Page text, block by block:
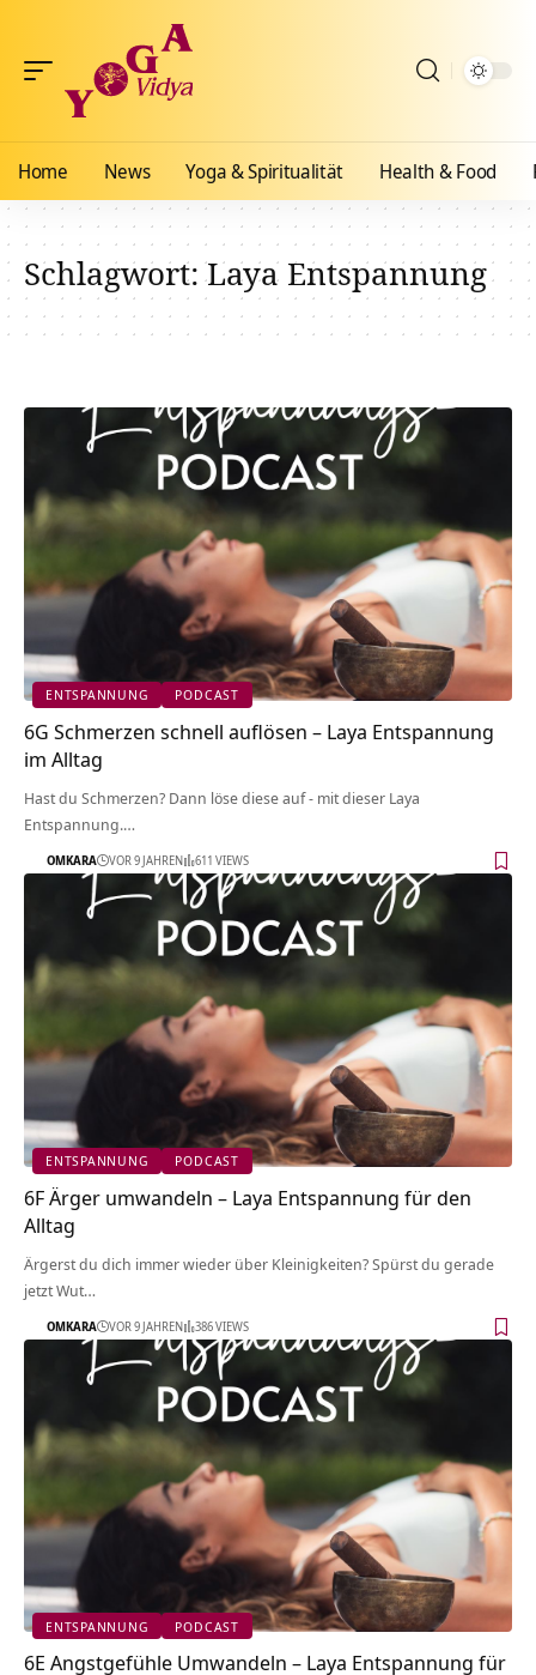
Home News Yoga & Spiritualität Health & Food
Schlagwort:Laya Entspannung
ENTSPANNUNG PODCAST
6G Schmerzen schnell auflösen – Laya Entspannung
im Alltag
Hast du Schmerzen? Dann löse diese auf - mit dieser Laya
Entspannung.…
OMKARA VOR 9 JAHREN 611 VIEWS
ENTSPANNUNG PODCAST
6F Ärger umwandeln – Laya Entspannung für den
Alltag
Ärgerst du dich immer wieder über Kleinigkeiten? Spürst du gerade
jetzt Wut…
OMKARA VOR 9 JAHREN 386 VIEWS
ENTSPANNUNG PODCAST
6E Angstgefühle Umwandeln – Laya Entspannung für